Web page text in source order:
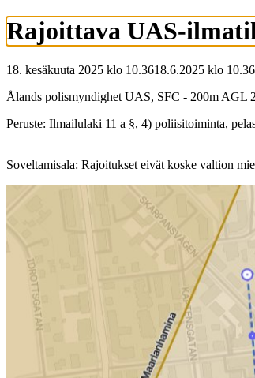
Rajoittava UAS-
18. kesäkuuta 2025 klo 10.3618.6.2025 klo 10.36
Ålands polismyndighet UAS, SFC - 200m AGL
Peruste: Ilmailulaki 11 a §, 4) poliisitoiminta,
Soveltamisala: Rajoitukset eivät koske valtion